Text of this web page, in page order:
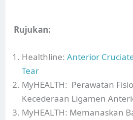
Rujukan:
Healthline:Anterior
Tear
MyHEALTH: Perawatan
Kecederaan Ligamen
MyHEALTH: Memanaskan